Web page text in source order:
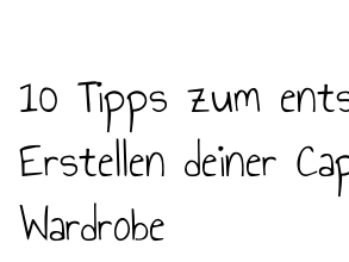
10 Tipps zum
Erstellen deiner
Wardrobe